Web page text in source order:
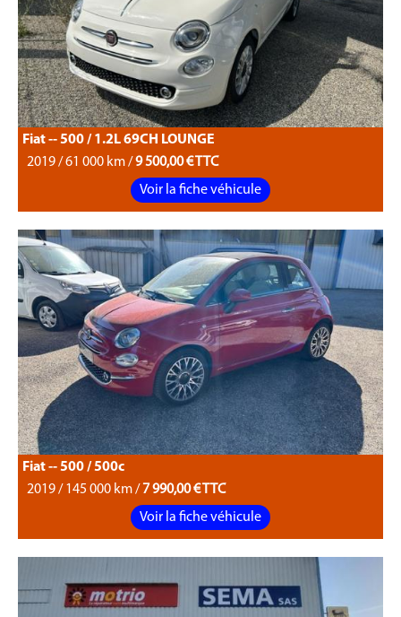
Fiat -- 500 / 1.2L 69CH LOUNGE
2019 / 61 000 km /9 500,00 € TTC
Voir la fiche véhicule
Fiat -- 500 / 500c
2019 / 145 000 km / 7 990,00 € TTC
Voir la fiche véhicule